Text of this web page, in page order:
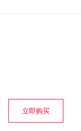
立即购买